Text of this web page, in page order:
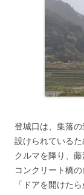
登城口は、集落
設けられているた
クルマを降り、
コンクリート橋
「ドアを開けた